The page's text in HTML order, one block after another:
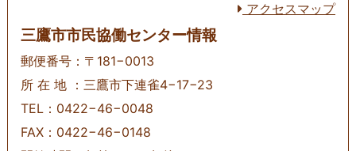
アクセスマップ
三鷹市市民協働センター情報
郵便番号：〒181−0013
所 在 地 ：三鷹市下連雀4−17−23
TEL：0422−46−0048
FAX：0422−46−0148